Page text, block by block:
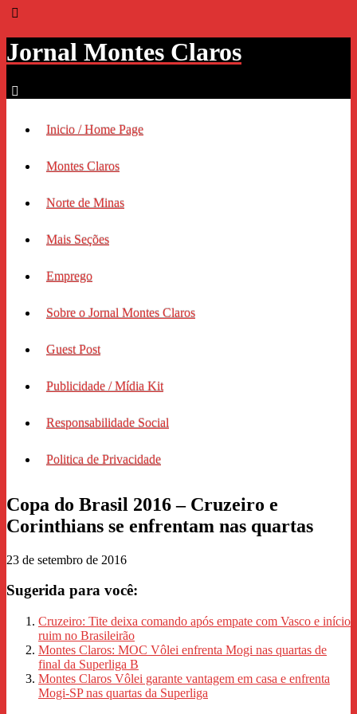
Jornal Montes Claros
Inicio / Home Page
Montes Claros
Norte de Minas
Mais Seções
Emprego
Sobre o Jornal Montes Claros
Guest Post
Publicidade / Mídia Kit
Responsabilidade Social
Politica de Privacidade
Copa do Brasil 2016 – Cruzeiro e
Corinthians se enfrentam nas quartas
23 de setembro de 2016
Sugerida para você:
Cruzeiro: Tite deixa comando após empate com Vasco e início
ruim no Brasileirão
Montes Claros: MOC Vôlei enfrenta Mogi nas quartas de
final da Superliga B
Montes Claros Vôlei garante vantagem em casa e enfrenta
Mogi-SP nas quartas da Superliga